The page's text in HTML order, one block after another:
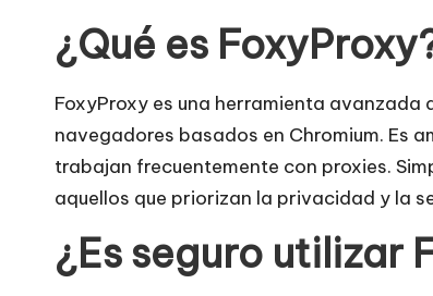
u
s
n
e
c
¿Qué es
FoxyProxy es una herramienta
navegadores basados en Chromium. Es
trabajan frecuentemente con proxies.
aquellos que priorizan la privacidad y la
¿Es seguro utilizar